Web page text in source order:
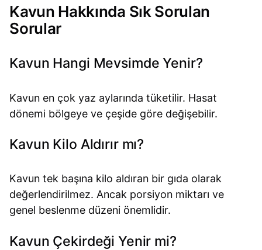
Kavun Hakkında Sık Sorulan
Sorular
Kavun Hangi Mevsimde Yenir?
Kavun en çok yaz aylarında tüketilir. Hasat
dönemi bölgeye ve çeşide göre değişebilir.
Kavun Kilo Aldırır mı?
Kavun tek başına kilo aldıran bir gıda olarak
değerlendirilmez. Ancak porsiyon miktarı ve
genel beslenme düzeni önemlidir.
Kavun Çekirdeği Yenir mi?